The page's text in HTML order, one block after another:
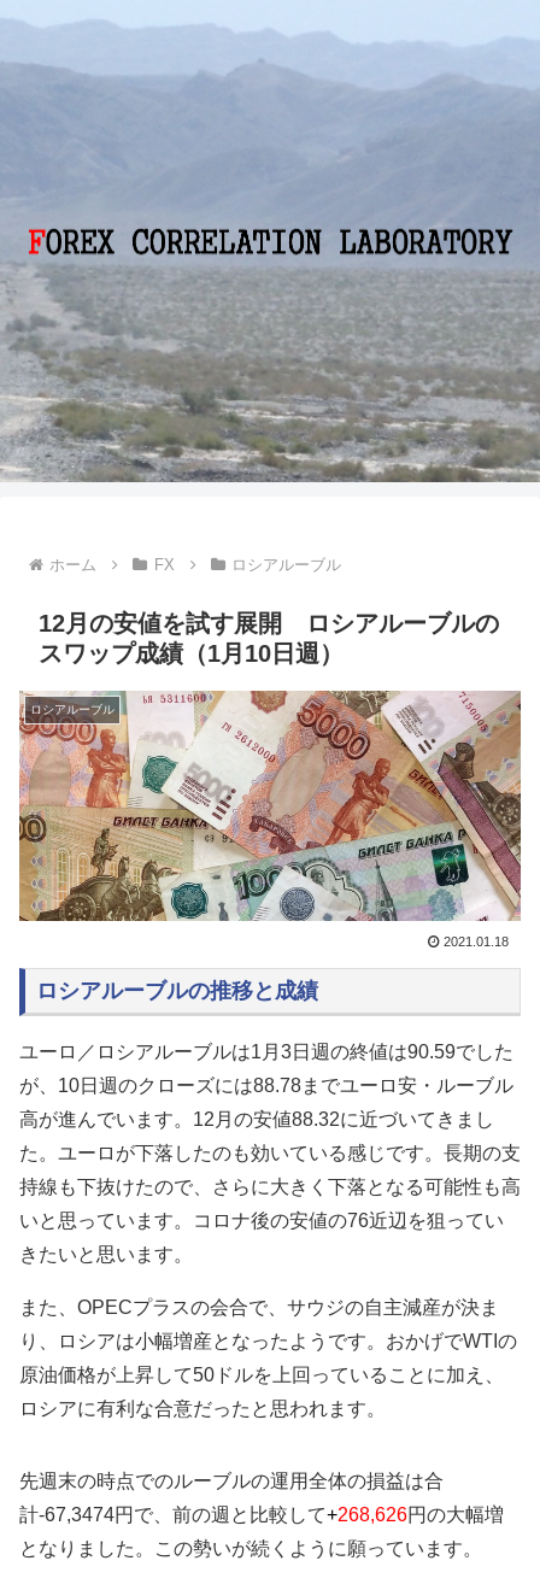
ホーム FX ロシアルーブル
12月の安値を試す展開 ロシアルーブルの
スワップ成績（1月10日週）
ロシアルーブル
2021.01.18
ロシアルーブルの推移と成績
ユーロ／ロシアルーブルは1月3日週の終値は90.59でした
が、10日週のクローズには88.78までユーロ安・ルーブル
高が進んでいます。12月の安値88.32に近づいてきまし
た。ユーロが下落したのも効いている感じです。長期の支
持線も下抜けたので、さらに大きく下落となる可能性も高
いと思っています。コロナ後の安値の76近辺を狙ってい
きたいと思います。
また、OPECプラスの会合で、サウジの自主減産が決ま
り、ロシアは小幅増産となったようです。おかげでWTIの
原油価格が上昇して50ドルを上回っていることに加え、
ロシアに有利な合意だったと思われます。
先週末の時点でのルーブルの運用全体の損益は合
計-67,3474円で、 前の週と比較して+268,626円の大幅増
となりました。この勢いが続くように願っています。